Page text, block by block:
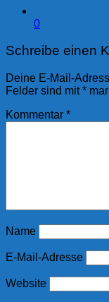
0
Schreibe einen
Deine E-Mail-
Felder sind mit*
Kommentar *
Name
E-Mail-Adresse
Website